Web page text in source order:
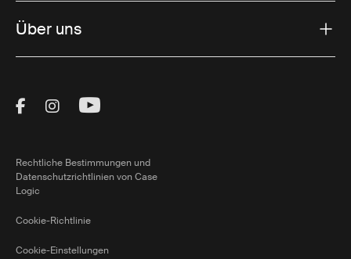
Über uns
Visit Thule on Facebook (external link)
Visit Thule on Instagram (external link)
Visit Thule on Youtube (external
Rechtliche Bestimmungen und
Datenschutzrichtlinien von Case
Logic
Cookie-Richtlinie
Cookie-Einstellungen